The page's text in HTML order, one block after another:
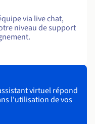
via live chat,
niveau de support
virtuel répond
l'utilisation de vos